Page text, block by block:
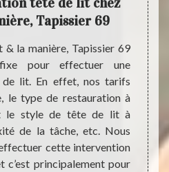
Tapissier 69
la manière, Tapissier 69
pour effectuer une
lit. En effet, nos tarifs
le type de restauration à
le style de tête de lit à
de la tâche, etc. Nous
cette intervention
c’est principalement pour
De